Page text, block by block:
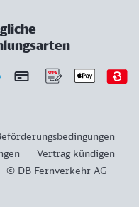
Vertrag kündigen
© DB Fernverkehr AG